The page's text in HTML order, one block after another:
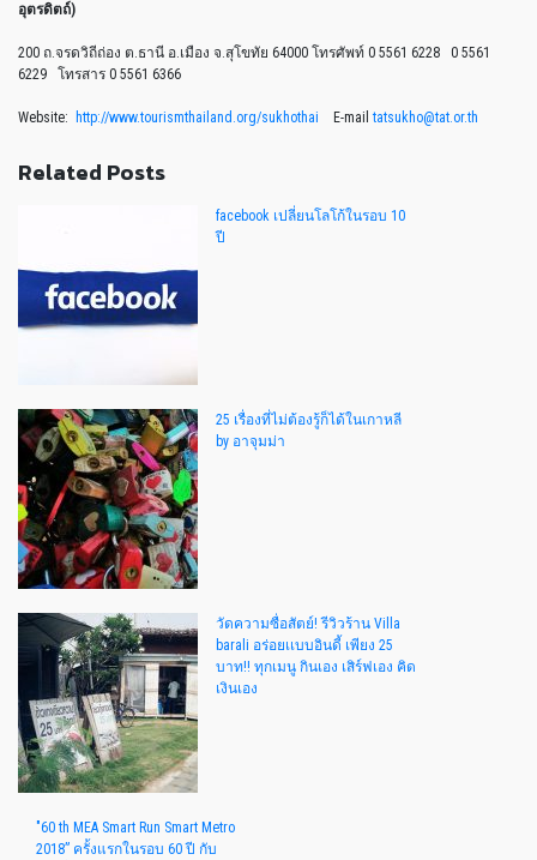
อุตรดิตถ์)
200 ถ.จรดวิถีถ่อง ต.ธานี อ.เมือง จ.สุโขทัย 64000 โทรศัพท์ 0 5561 6228 0 5561
6229 โทรสาร 0 5561 6366
Website: http://www.tourismthailand.org/sukhothai E-mail tatsukho@tat.or.th
Related Posts
facebook เปลี่ยนโลโก้ในรอบ 10
ปี
25 เรื่องที่ไม่ต้องรู้ก็ได้ในเกาหลี
by อาจุมม่า
วัดความซื่อสัตย์! รีวิวร้าน Villa
barali อร่อยเเบบอินดี้ เพียง 25
บาท!! ทุกเมนู กินเอง เสิร์ฟเอง คิด
เงินเอง
"60 th MEA Smart Run Smart Metro
2018” ครั้งแรกในรอบ 60 ปี กับ